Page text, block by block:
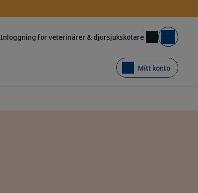
Inloggning för veterinärer & djursjukskötare Varukorg
Mitt konto